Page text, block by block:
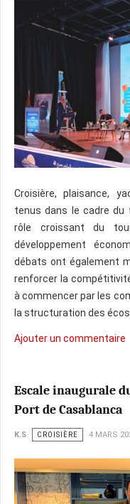
Croisière, plaisance,
tenus dans le cadre du
rôle croissant du
développement
débats ont également
renforcer la
à commencer par les
la structuration des
Ajouter un commentaire
Escale inaugurale
Port de Casablanca
K.S CROISIÈRE 4 MARS